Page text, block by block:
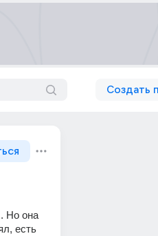
Создать
Но она
есть